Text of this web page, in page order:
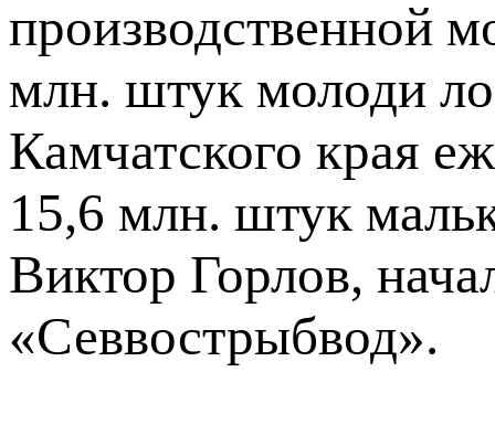
производственной
млн. штук молоди
Камчатского края
15,6 млн. штук
Виктор Горлов,
«Севвострыбвод».